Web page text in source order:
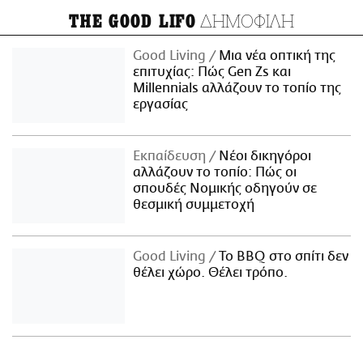
THE GOOD LIFO ΔΗΜΟΦΙΛΗ
Good Living
Μια νέα οπτική της
επιτυχίας: Πώς Gen Zs και
Millennials αλλάζουν το τοπίο της
εργασίας
Εκπαίδευση
Νέοι δικηγόροι
αλλάζουν το τοπίο: Πώς οι
σπουδές Νομικής οδηγούν σε
θεσμική συμμετοχή
Good Living
Το BBQ στο σπίτι δεν
θέλει χώρο. Θέλει τρόπο.